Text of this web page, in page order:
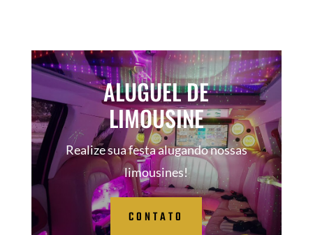
ALUGUEL DE
LIMOUSINE
Realize sua festa alugando nossas
limousines!
CONTATO